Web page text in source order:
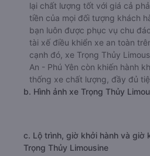
lại chất lượng tốt với giá cả
tiền của mọi đối tượng khách
bạn luôn được phục vụ chu
tài xế điều khiển xe an toàn
cạnh đó, xe Trọng Thủy
An - Phú Yên còn khiến hành
thống xe chất lượng, đầy đủ
b. Hình ảnh xe Trọng Thủy